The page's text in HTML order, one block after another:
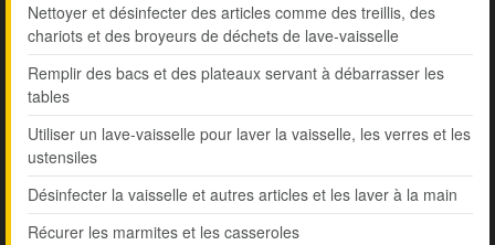
Nettoyer et désinfecter des articles comme des treillis, des
chariots et des broyeurs de déchets de lave-vaisselle
Remplir des bacs et des plateaux servant à débarrasser les
tables
Utiliser un lave-vaisselle pour laver la vaisselle, les verres et les
ustensiles
Désinfecter la vaisselle et autres articles et les laver à la main
Récurer les marmites et les casseroles